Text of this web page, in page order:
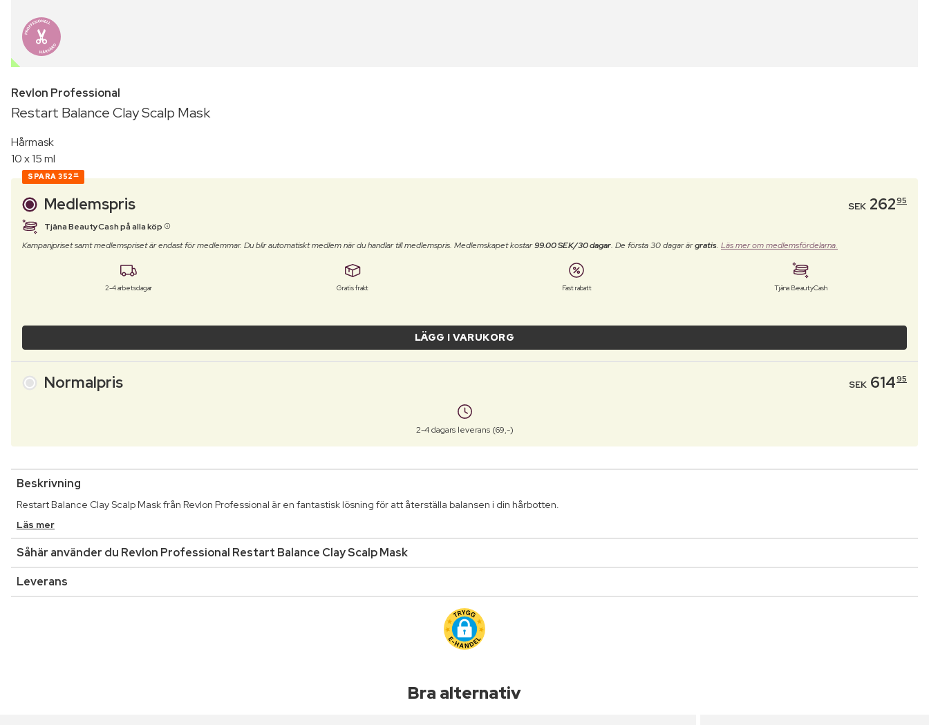
OUTLET
Revlon Professional
Restart Balance Clay Scalp Mask
Hårmask
10 x 15 ml
SPARA 352 00
Medlemspris SEK 26295
Tjäna BeautyCash på alla köp
Kampanjpriset samt medlemspriset är endast för medlemmar. Du blir automatiskt medlem när du handlar till medlemspris. Medlemskapet kostar99.00 SEK/30 dagar. De första 30 dagar ärgratis. Läs mer om medlemsfördelarna.
2-4 arbetsdagar Gratis frakt Fast rabatt Tjäna BeautyCash
LÄGG I VARUKORG
Normalpris SEK 61495
2-4 dagars leverans (69,-)
Beskrivning
Restart Balance Clay Scalp Mask från Revlon Professional är en fantastisk lösning för att återställa balansen i din hårbotten.
Läs mer
Såhär använder du Revlon Professional Restart Balance Clay Scalp Mask
Leverans
Bra alternativ